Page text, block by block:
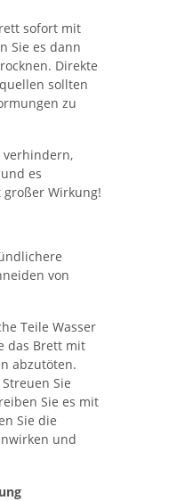
sofort mit
Sie es dann
Direkte
sollten
zu
verhindern,
es
Wirkung!
von
Teile Wasser
das Brett mit
abzutöten.
Streuen Sie
Sie es mit
Sie die
und